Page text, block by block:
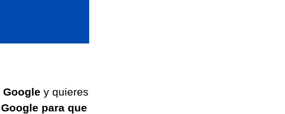
Google y quieres
Google para que